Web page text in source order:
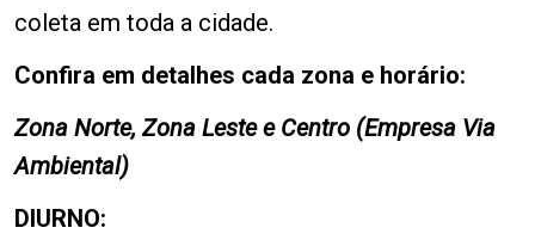
coleta em toda a cidade.
Confira em detalhes cada zona e horário:
Zona Norte, Zona Leste e Centro (Empresa Via
Ambiental)
DIURNO: